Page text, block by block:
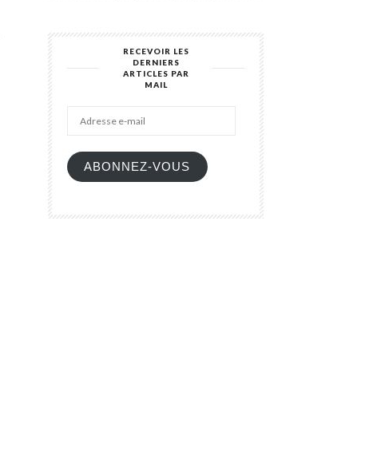
RECEVOIR LES
DERNIERS
ARTICLES PAR
MAIL
Adresse
mail
ABONNEZ-VOUS